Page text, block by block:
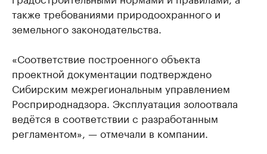
также требованиями природоохранного и
земельного законодательства.
«Соответствие построенного объекта
проектной документации подтверждено
Сибирским межрегиональным управлением
Росприроднадзора. Эксплуатация золоотвала
ведётся в соответствии с разработанным
регламентом», — отмечали в компании.